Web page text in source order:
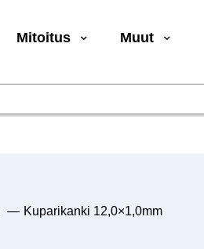
Mitoitus Muut
— Kuparikanki 12,0×1,0mm